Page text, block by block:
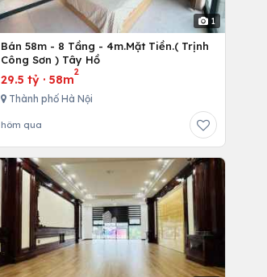
1
Bán 58m - 8 Tầng - 4m.Mặt Tiền.( Trịnh
Công Sơn ) Tây Hồ
29.5 tỷ· 58m
2
Thành phố Hà Nội
hôm qua